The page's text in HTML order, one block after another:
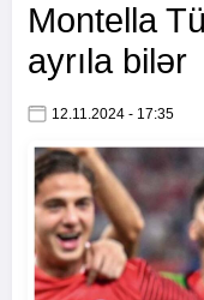
Montella
ayrıla bilər
12.11.2024 - 17:35